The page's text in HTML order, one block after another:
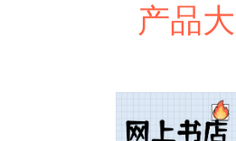
产品